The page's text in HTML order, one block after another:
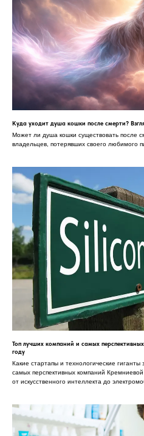
Куда уходит душа кошки после смерти?
Может ли душа кошки существовать после
владельцев, потерявших своего любимого
Топ лучших компаний и самых
году
Какие стартапы и технологические
самых перспективных компаний
от искусственного интеллекта до